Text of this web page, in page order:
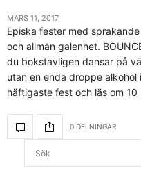
MARS 11, 2017
Episka fester med
och allmän galenhet.
du bokstavligen dansar på
utan en enda droppe
häftigaste fest och läs om
0 DELNINGAR